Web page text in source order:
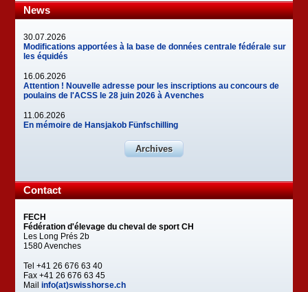
News
30.07.2026
Modifications apportées à la base de données centrale fédérale sur
les équidés
16.06.2026
Attention ! Nouvelle adresse pour les inscriptions au concours de
poulains de l'ACSS le 28 juin 2026 à Avenches
11.06.2026
En mémoire de Hansjakob Fünfschilling
Archives
Contact
FECH
Fédération d'élevage du cheval de sport CH
Les Long Prés 2b
1580 Avenches
Tel +41 26 676 63 40
Fax +41 26 676 63 45
Mailinfo(at)swisshorse.ch